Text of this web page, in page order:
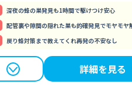
深夜の蜂の巣発見も1時間で駆けつけ安心
配管裏や隙間の隠れた巣も的確発見でモヤモヤ
戻り蜂対策まで教えてくれ再発の不安なし
詳細を見る